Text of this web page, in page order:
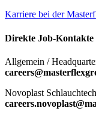
Karriere bei der
Direkte Job-Kontakte
Allgemein /
Novoplast